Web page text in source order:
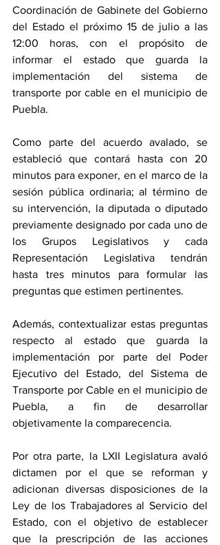
Coordinación de Gabinete del Gobierno
del Estado el próximo 15 de julio a las
12:00 horas, con el propósito de
informar el estado que guarda la
implementación del sistema de
transporte por cable en el municipio de
Puebla.
Como parte del acuerdo avalado, se
estableció que contará hasta con 20
minutos para exponer, en el marco de la
sesión pública ordinaria; al término de
su intervención, la diputada o diputado
previamente designado por cada uno de
los Grupos Legislativos y cada
Representación Legislativa tendrán
hasta tres minutos para formular las
preguntas que estimen pertinentes.
Además, contextualizar estas preguntas
respecto al estado que guarda la
implementación por parte del Poder
Ejecutivo del Estado, del Sistema de
Transporte por Cable en el municipio de
Puebla, a fin de desarrollar
objetivamente la comparecencia.
Por otra parte, la LXII Legislatura avaló
dictamen por el que se reforman y
adicionan diversas disposiciones de la
Ley de los Trabajadores al Servicio del
Estado, con el objetivo de establecer
que la prescripción de las acciones